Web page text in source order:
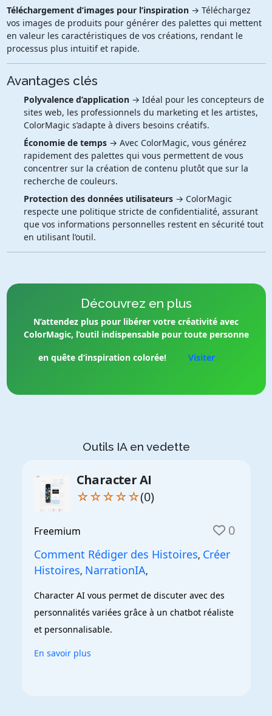
Téléchargement d’images pour l’inspiration→ Téléchargez
vos images de produits pour générer des palettes qui mettent
en valeur les caractéristiques de vos créations, rendant le
processus plus intuitif et rapide.
Avantages clés
Polyvalence d’application→ Idéal pour les concepteurs de
sites web, les professionnels du marketing et les artistes,
ColorMagic s’adapte à divers besoins créatifs.
Économie de temps→ Avec ColorMagic, vous générez
rapidement des palettes qui vous permettent de vous
concentrer sur la création de contenu plutôt que sur la
recherche de couleurs.
Protection des données utilisateurs→ ColorMagic
respecte une politique stricte de confidentialité, assurant
que vos informations personnelles restent en sécurité tout
en utilisant l’outil.
Découvrez en plus
N’attendez plus pour libérer votre créativité avec
ColorMagic, l’outil indispensable pour toute personne
en quête d’inspiration colorée!
Visiter
Outils IA en vedette
Character AI
☆☆☆☆☆(0)
Freemium 0
Comment Rédiger des Histoires, Créer
Histoires, NarrationIA,
Character AI vous permet de discuter avec des
personnalités variées grâce à un chatbot réaliste
et personnalisable.
En savoir plus